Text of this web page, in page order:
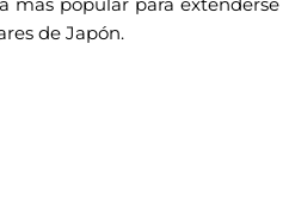
más popular para extenderse
de Japón.